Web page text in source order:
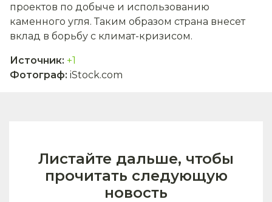
проектов по добыче и использованию
каменного угля. Таким образом страна внесет
вклад в борьбу с климат-кризисом.
Источник: +1
Фотограф: iStock.com
Листайте дальше, чтобы
прочитать следующую
новость